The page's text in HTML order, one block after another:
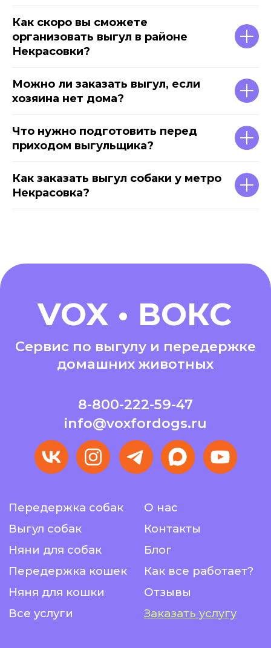
Как скоро вы сможете
организовать выгул в районе
Некрасовки?
Можно ли заказать выгул, если
хозяина нет дома?
Что нужно подготовить перед
приходом выгульщика?
Как заказать выгул собаки у метро
Некрасовка?